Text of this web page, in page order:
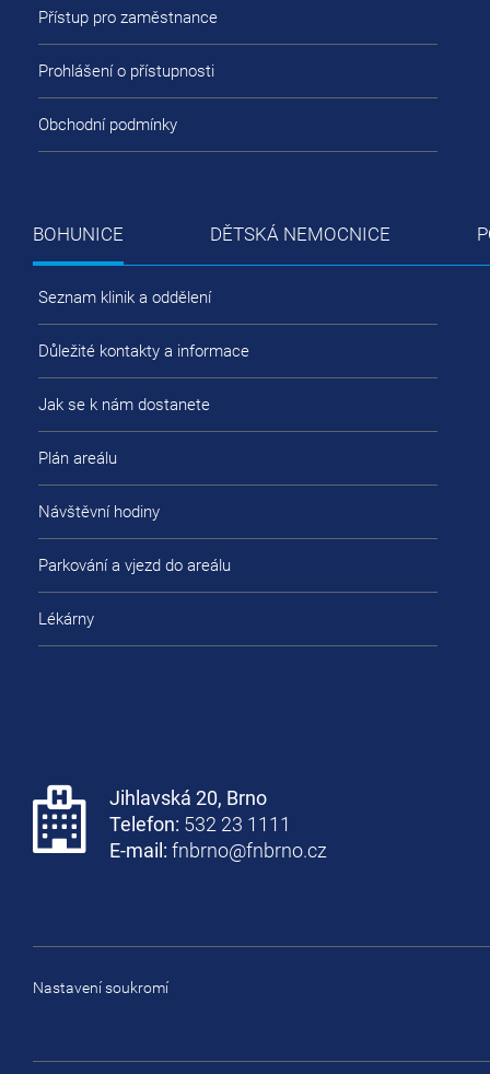
Přístup pro zaměstnance
Prohlášení o přístupnosti
Obchodní podmínky
BOHUNICE DĚTSKÁ NEMOCNICE
Seznam klinik a oddělení
Důležité kontakty a informace
Jak se k nám dostanete
Plán areálu
Návštěvní hodiny
Parkování a vjezd do areálu
Lékárny
Jihlavská 20, Brno
Telefon: 532 23 1111
E-mail: fnbrno@fnbrno.cz
Nastavení soukromí